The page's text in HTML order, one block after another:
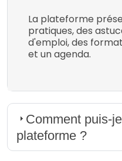
La plateforme
pratiques, des
d'emploi, des
et un agenda.
Comment puis-
plateforme ?